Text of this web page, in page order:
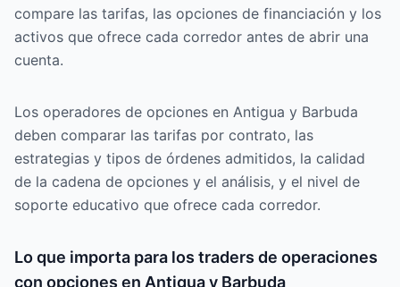
compare las tarifas, las opciones de financiación y los
activos que ofrece cada corredor antes de abrir una
cuenta.
Los operadores de opciones en Antigua y Barbuda
deben comparar las tarifas por contrato, las
estrategias y tipos de órdenes admitidos, la calidad
de la cadena de opciones y el análisis, y el nivel de
soporte educativo que ofrece cada corredor.
Lo que importa para los traders de operaciones
con opciones en Antigua y Barbuda